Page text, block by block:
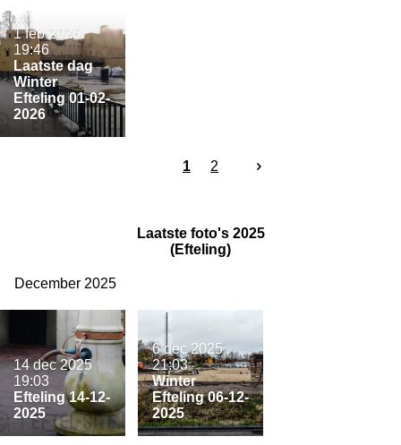
Laatste dag
Winter
Efteling 01-02-
2026
1 feb 2026
19:46
1 2
Laatste foto's 2025
(Efteling)
December 2025
Efteling 14-12-
2025
14 dec 2025
19:03
Winter
Efteling 06-12-
2025
6 dec 2025
21:03